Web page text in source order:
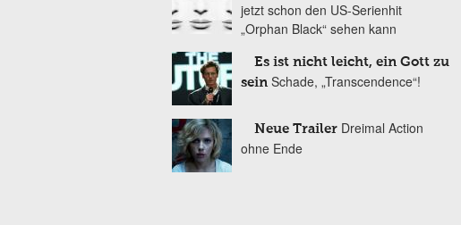
jetzt schon den US-Serienhit
„Orphan Black“ sehen kann
Es ist nicht leicht, ein Gott zu
sein Schade, „Transcendence“!
Neue Trailer Dreimal Action
ohne Ende